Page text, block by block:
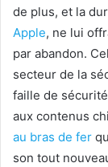
de plus, et la
Apple, ne lui
par abandon.
secteur de la
faille de
aux contenus
au bras de fer
son tout